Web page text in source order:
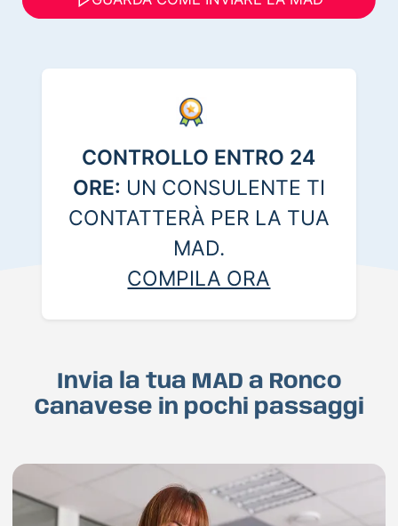
CONTROLLO ENTRO 24
ORE: UN CONSULENTE TI
CONTATTERÀ PER LA TUA
MAD.
COMPILA ORA
Invia la tua MAD a Ronco
Canavese in pochi passaggi